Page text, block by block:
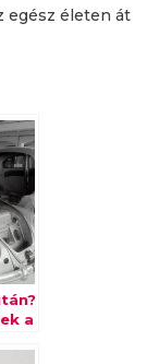
egész életen át
a